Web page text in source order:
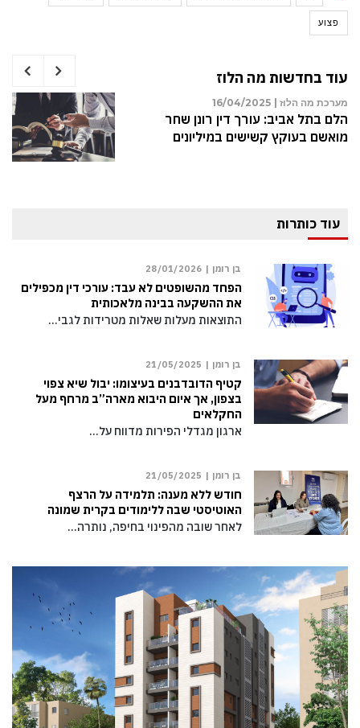
פצוע
עוד בחדשות מה הלוז
מערכת מה הלוז | 16/04/2025
הלם בתל אביב: עורך דין רונן שחר
מואשם בעוקץ קשישים במיליונים
עוד כותרות
בן רומן | 28/01/2026
הפחד מהשופטים לא עבד: עורכי דין מכפילים
את ההשקעה בבינה מלאכותית
התוצאות מעלות שאלות מטרידות לגבי…
בן רומן | 21/05/2025
קטיף הדובדבנים בעיצומו: יבול שיא צפוי
בצפון, אך איום היבוא מארה”ב מרחף מעל
החקלאים
ארגון מגדלי הפירות מדווח על…
בן רומן | 21/05/2025
חודש ללא מענה: תלמידה על הרצף
האוטיסטי שבה ללימודים בקרית שמונה
לאחר שובה מהפינוי בחיפה, נותרה…